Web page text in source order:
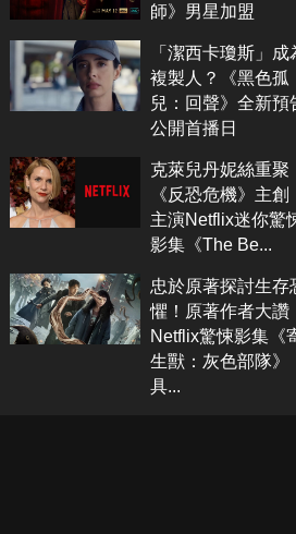
師》男星加盟
「潔西卡瓊斯」成
複製人？《黑色孤
兒：回聲》全新預
公開首播日
克萊兒丹妮絲重聚
《反恐危機》主創
主演Netflix迷你驚
影集《The Be...
忠於原著探討生存
懼！原著作者大讚
Netflix驚悚影集《
生獸：灰色部隊》
具...